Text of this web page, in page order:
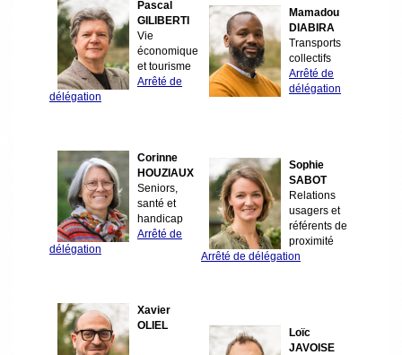
Pascal
GILIBERTI
Vie
économique
et tourisme
Arrêté de
délégation
Mamadou
DIABIRA
Transports
collectifs
Arrêté de
délégation
Corinne
HOUZIAUX
Seniors,
santé et
handicap
Arrêté de
délégation
Sophie
SABOT
Relations
usagers et
référents de
proximité
Arrêté de délégation
Xavier
OLIEL
Loïc
JAVOISE